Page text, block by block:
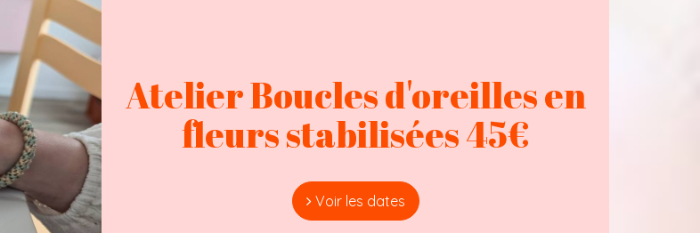
Atelier Boucles d'oreilles en
fleurs stabilisées 45€
Voir les dates